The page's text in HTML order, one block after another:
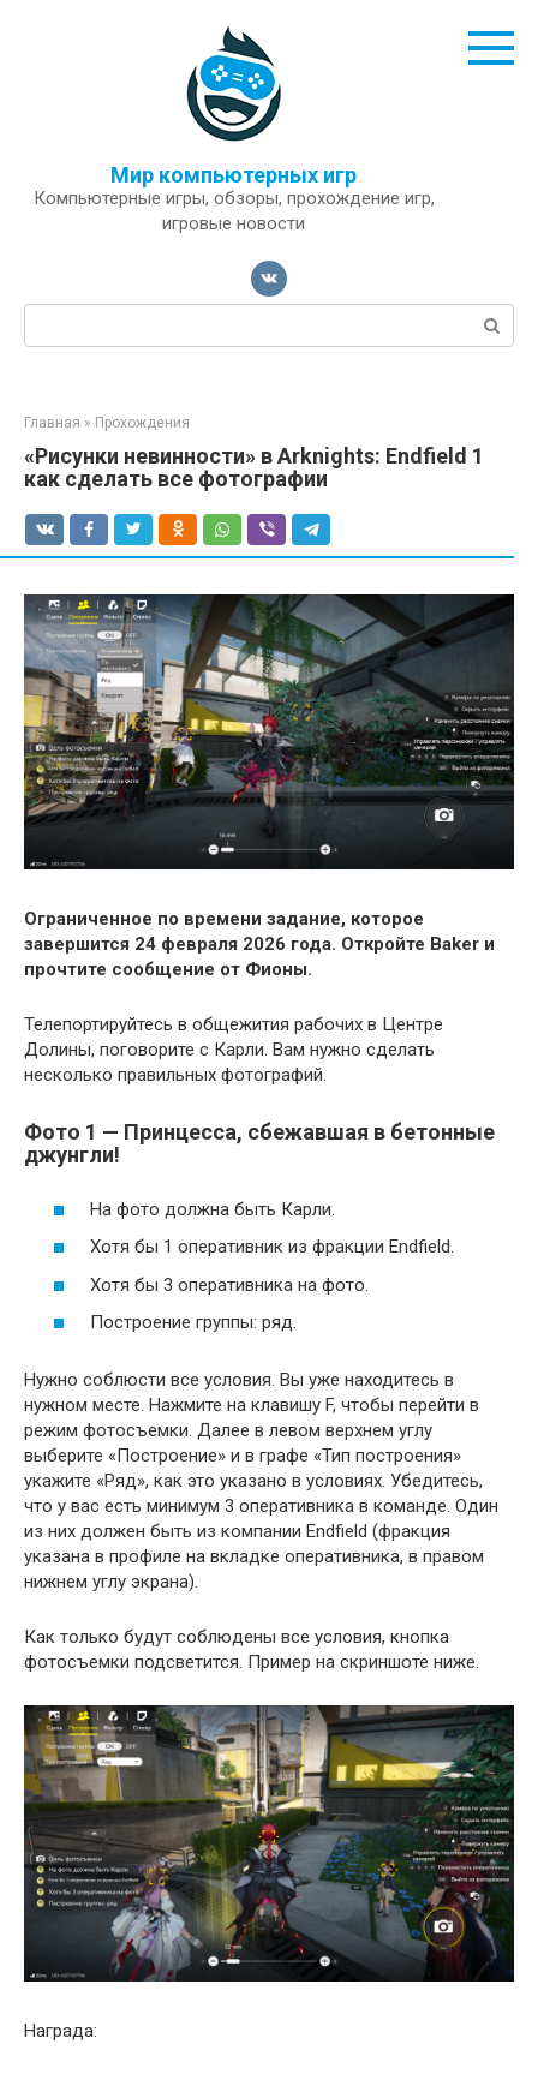
Мир компьютерных игр
Компьютерные игры, обзоры, прохождение игр,
игровые новости
Поиск:
Главная » Прохождения
«Рисунки невинности» в Arknights: Endfield 1
как сделать все фотографии
Ограниченное по времени задание, которое
завершится 24 февраля 2026 года. Откройте Baker и
прочтите сообщение от Фионы.
Телепортируйтесь в общежития рабочих в Центре
Долины, поговорите с Карли. Вам нужно сделать
несколько правильных фотографий.
Фото 1 — Принцесса, сбежавшая в бетонные
джунгли!
На фото должна быть Карли.
Хотя бы 1 оперативник из фракции Endfield.
Хотя бы 3 оперативника на фото.
Построение группы: ряд.
Нужно соблюсти все условия. Вы уже находитесь в
нужном месте. Нажмите на клавишу F, чтобы перейти в
режим фотосъемки. Далее в левом верхнем углу
выберите «Построение» и в графе «Тип построения»
укажите «Ряд», как это указано в условиях. Убедитесь,
что у вас есть минимум 3 оперативника в команде. Один
из них должен быть из компании Endfield (фракция
указана в профиле на вкладке оперативника, в правом
нижнем углу экрана).
Как только будут соблюдены все условия, кнопка
фотосъемки подсветится. Пример на скриншоте ниже.
Награда: